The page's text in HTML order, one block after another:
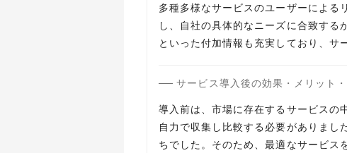
多種多様なサービスのユーザーによる
し、自社の具体的なニーズに合致す
といった付加情報も充実しており、サ
サービス導入後の効果・メリット
導入前は、市場に存在するサービスの
自力で収集し比較する必要がありまし
ちでした。そのため、最適なサービス